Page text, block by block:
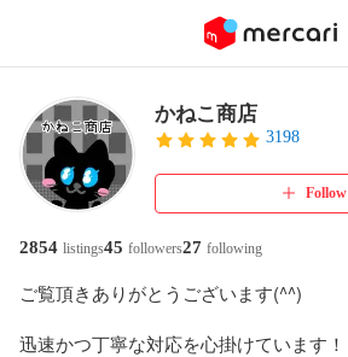
かねこ商店
3198
Follow
2854 listings45 followers27 following
ご覧頂きありがとうございます(^^)
迅速かつ丁寧な対応を心掛けています！